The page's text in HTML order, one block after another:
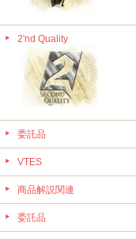
2'nd Quality
委託品
VTES
商品解説関連
委託品